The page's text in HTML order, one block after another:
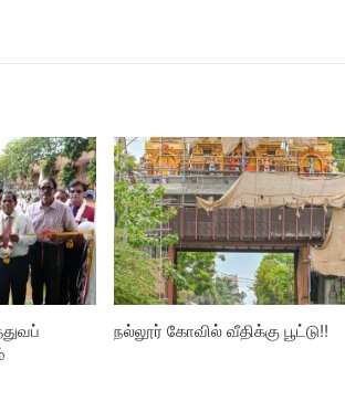
நல்லூர் கோவில் வீதிக்கு பூட்டு!!